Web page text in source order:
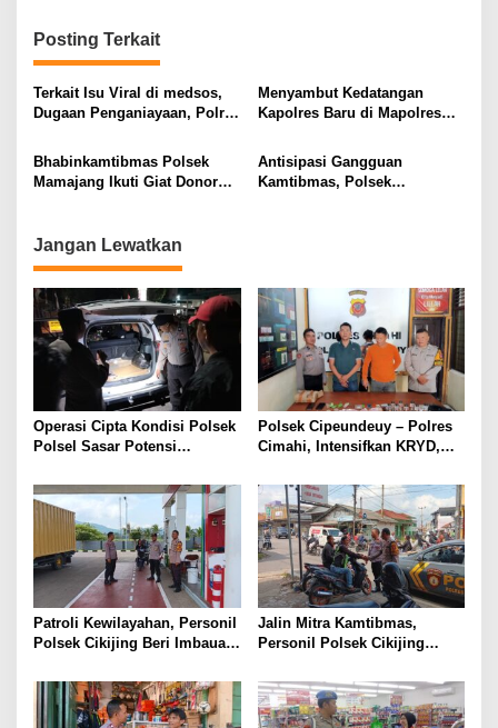
Posting Terkait
Terkait Isu Viral di medsos,
Dugaan Penganiayaan, Polres
menjelaskan
Menyambut Kedatangan
Kapolres Baru di Mapolres
Mengelar Pisah Sambut di
Thn 2022
Bhabinkamtibmas Polsek
Mamajang Ikuti Giat Donor
Antisipasi Gangguan
Kamtibmas, Polsek
Jangan Lewatkan
Operasi Cipta Kondisi Polsek
Polsel Sasar Potensi
Malam Hari
Polsek Cipeundeuy – Polres
Cimahi, Intensifkan KRYD,
Peredaran Narkoba, Miras
serta Obat Terlarang
Patroli Kewilayahan, Personil
Polsek Cikijing Beri Imbauan
Jalin Mitra Kamtibmas,
Personil Polsek Cikijing
Pengendara Ojek Pangkalan